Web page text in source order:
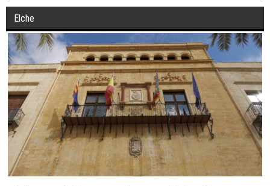
Elche